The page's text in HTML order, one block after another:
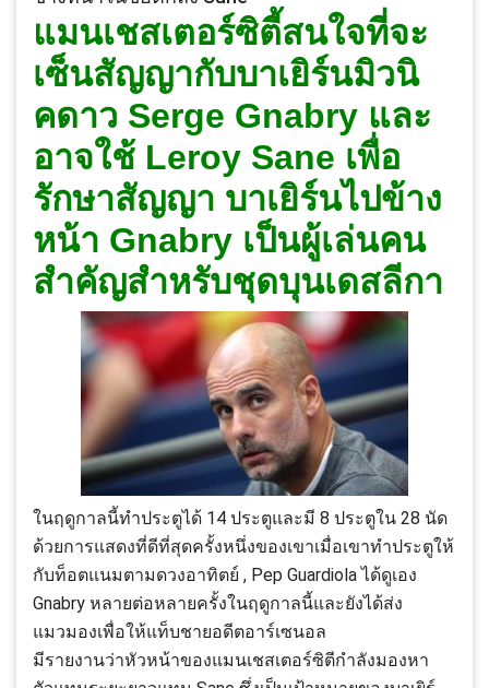
แมนเชสเตอร์ซิตี้สนใจที่จะ
เซ็นสัญญากับบาเยิร์นมิวนิ
คดาว Serge Gnabry และ
อาจใช้ Leroy Sane เพื่อ
รักษาสัญญา บาเยิร์นไปข้าง
หน้า Gnabry เป็นผู้เล่นคน
สำคัญสำหรับชุดบุนเดสลีกา
ในฤดูกาลนี้ทำประตูได้ 14 ประตูและมี 8 ประตูใน 28 นัด
ด้วยการแสดงที่ดีที่สุดครั้งหนึ่งของเขาเมื่อเขาทำประตูให้
กับท็อตแนมตามดวงอาทิตย์ , Pep Guardiola ได้ดูเอง
Gnabry หลายต่อหลายครั้งในฤดูกาลนี้และยังได้ส่ง
แมวมองเพื่อให้แท็บชายอดีตอาร์เซนอล
มีรายงานว่าหัวหน้าของแมนเชสเตอร์ซิตีกำลังมองหา